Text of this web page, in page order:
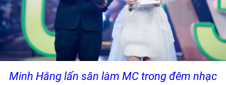
Minh Hằng lấn sân làm MC trong đêm nhạc